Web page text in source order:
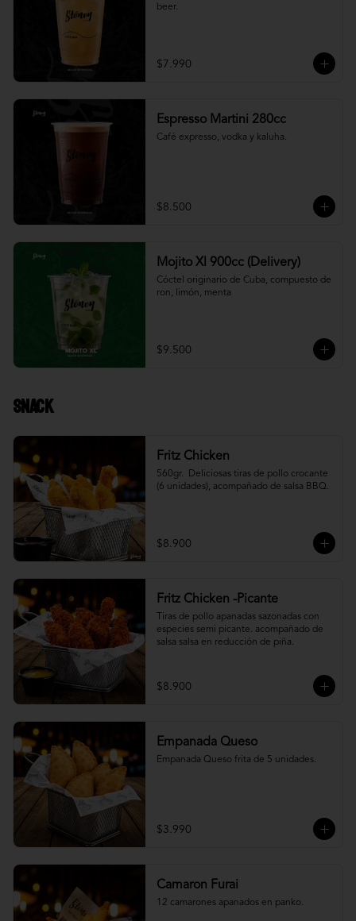
beer.
$7.990
Espresso Martini 280cc
Café expresso, vodka y kaluha.
$8.500
Mojito Xl 900cc (Delivery)
Cóctel originario de Cuba, compuesto de
ron, limón, menta
$9.500
Snack
Fritz Chicken
560gr.  Deliciosas tiras de pollo crocante
(6 unidades), acompañado de salsa BBQ.
$8.900
Fritz Chicken -Picante
Tiras de pollo apanadas sazonadas con
especies semi picante. acompañado de
salsa salsa en reducción de piña.
$8.900
Empanada Queso
Empanada Queso frita de 5 unidades.
$3.990
Camaron Furai
12 camarones apanados en panko.